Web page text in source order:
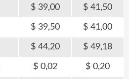
39,00 41,50
39,50 41,00
44,20 49,18
0,02 0,20